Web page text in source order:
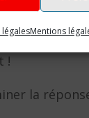
Mentions
envoyer
!
la